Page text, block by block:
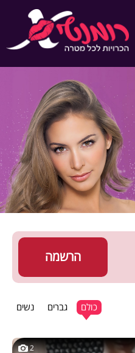
הרשמה
כולם גברים נשים
2